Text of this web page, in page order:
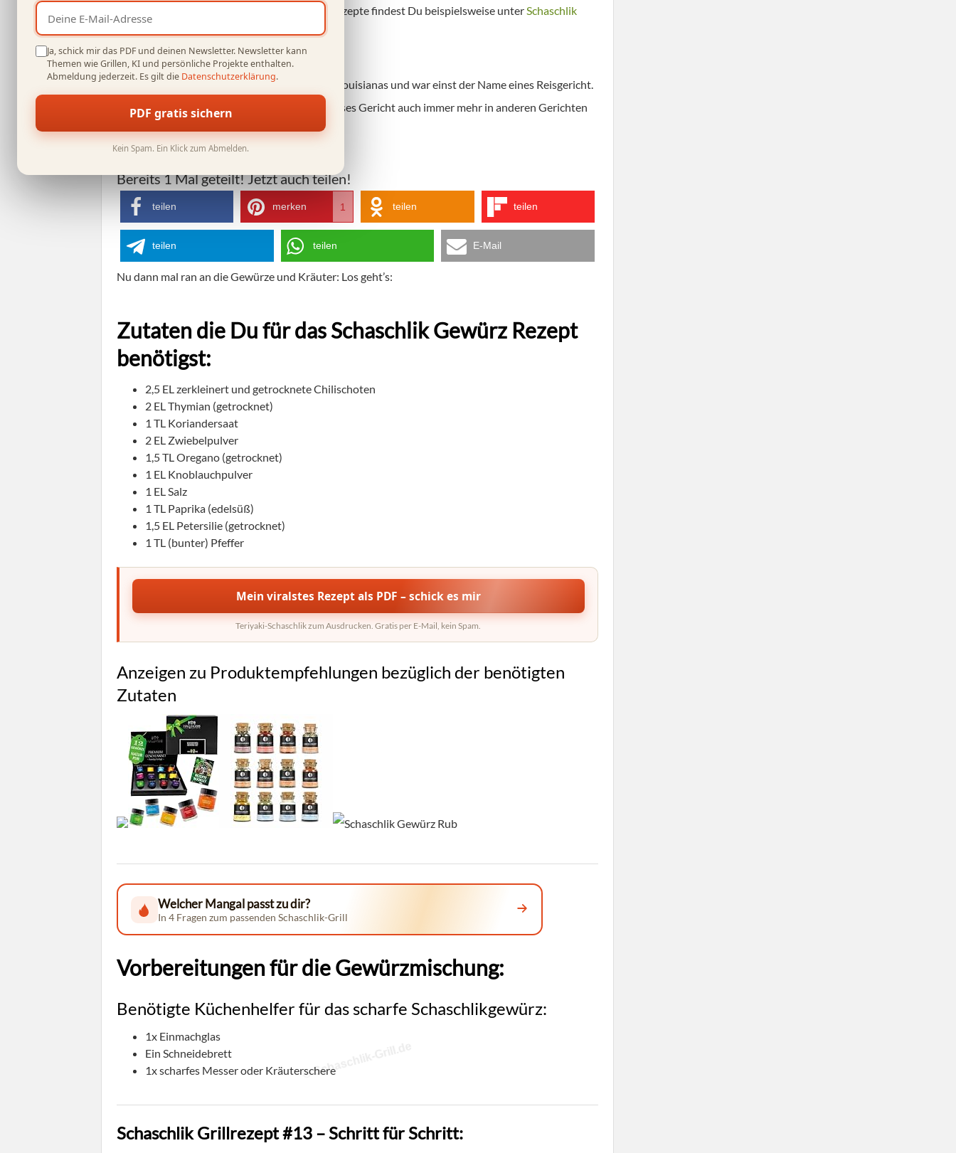
auf deinen Mangal Schaschlik Grill. Weitere Rezepte findest Du beispielsweise unterSchaschlik
Gewürz Rezepte.
Eigentlich kommtJambalayaaus dem Gebiet Louisianas und war einst der Name eines Reisgericht.
Heutzutage tauchen die scharfen Gewürze dieses Gericht auch immer mehr in anderen Gerichten
wie Grillfleisch oder Eintöpfen auf.
Bereits1Mal geteilt! Jetzt auch teilen!
teilen merken 1 teilen teilen
teilen teilen E-Mail
Nu dann mal ran an die Gewürze und Kräuter: Los geht’s:
Zutaten die Du für das Schaschlik Gewürz Rezept
benötigst:
2,5 EL zerkleinert und getrocknete Chilischoten
2 EL Thymian (getrocknet)
1 TL Koriandersaat
2 EL Zwiebelpulver
1,5 TL Oregano (getrocknet)
1 EL Knoblauchpulver
1 EL Salz
1 TL Paprika (edelsüß)
1,5 EL Petersilie (getrocknet)
1 TL (bunter) Pfeffer
Mein viralstes Rezept als PDF – schick es mir
Teriyaki-Schaschlik zum Ausdrucken. Gratis per E-Mail, kein Spam.
Anzeigen zu Produktempfehlungen bezüglich der benötigten
Zutaten
Welcher Mangal passt zu dir?
In 4 Fragen zum passenden Schaschlik-Grill
Vorbereitungen für die Gewürzmischung:
Benötigte Küchenhelfer für das scharfe Schaschlikgewürz:
1x Einmachglas
Ein Schneidebrett
1x scharfes Messer oder Kräuterschere© Schaschlik-Grill.de
Schaschlik Grillrezept #13 – Schritt für Schritt:
Ja, schick mir das PDF und deinen Newsletter. Newsletter kann
Themen wie Grillen, KI und persönliche Projekte enthalten.
Abmeldung jederzeit. Es gilt die Datenschutzerklärung.
PDF gratis sichern
Kein Spam. Ein Klick zum Abmelden.